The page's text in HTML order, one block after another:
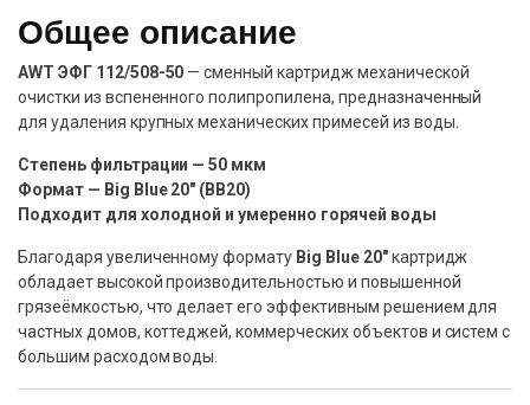
Общее описание
AWT ЭФГ 112/508-50 — сменный картридж механической
очистки из вспененного полипропилена, предназначенный
для удаления крупных механических примесей из воды.
Степень фильтрации — 50 мкм
Формат — Big Blue 20″ (BB20)
Подходит для холодной и умеренно горячей воды
Благодаря увеличенному формату Big Blue 20″картридж
обладает высокой производительностью и повышенной
грязеёмкостью, что делает его эффективным решением для
частных домов, коттеджей, коммерческих объектов и систем с
большим расходом воды.